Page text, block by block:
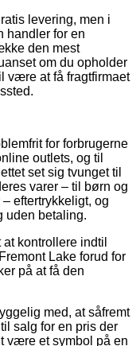
levering, men i
handler for en
den mest
om du opholder
være at få fragtfirmaet
for forbrugerne
outlets, og til
set sig tvunget til
varer – til børn og
eftertrykkeligt, og
uden betaling.
kontrollere indtil
Lake forud for
på at få den
med, at såfremt
salg for en pris der
være et symbol på en